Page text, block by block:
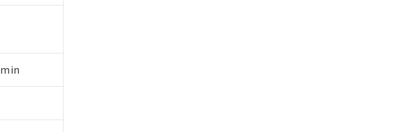
」をご確認ください。
洩または開示しないようお願いしま
は、I-Webメンバーズにご登録され
て、当社および当社の共同利用者
な範囲で利用することをご了承くだ
1.共同利用者の範囲」に記載されて
。
す。
深刻な影響を及ぼさない年数を意
おそれがある場合は、取り引きをい
たはお客様担当のオムロン制御